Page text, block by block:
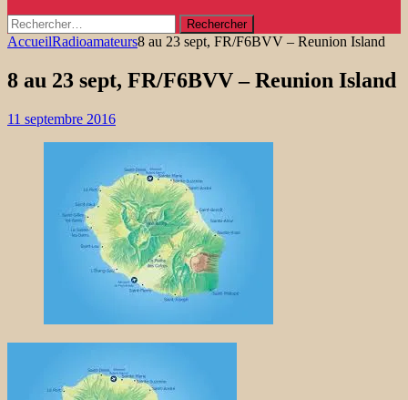
Rechercher :
AccueilRadioamateurs8 au 23 sept, FR/F6BVV – Reunion Island
8 au 23 sept, FR/F6BVV – Reunion Island
11 septembre 2016